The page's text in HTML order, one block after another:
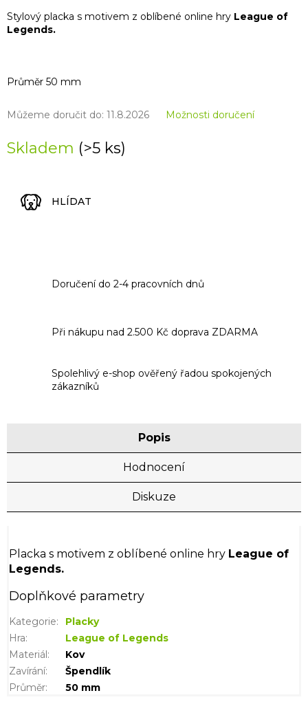
Skladem (>5 ks)
Můžeme doručit do: 11.8.2026 Možnosti doručení
Stylový placka s motivem z oblíbené online hry League of
Legends.
Průměr 50 mm
HLÍDAT
Doručení do 2-4 pracovních dnů
Při nákupu nad 2.500 Kč doprava ZDARMA
Spolehlivý e-shop ověřený řadou spokojených
zákazníků
Popis
Hodnocení
Diskuze
Placka s motivem z oblíbené online hry League of
Legends.
Doplňkové parametry
Kategorie:
Placky
Hra:
League of Legends
Materiál:
Kov
Zavírání:
Špendlík
Průměr: 50 mm